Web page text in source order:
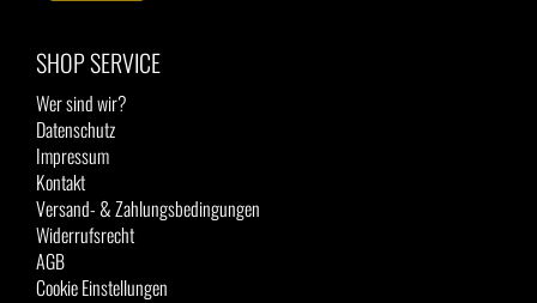
SHOP SERVICE
Wer sind wir?
Datenschutz
Impressum
Kontakt
Versand- & Zahlungsbedingungen
Widerrufsrecht
AGB
Cookie Einstellungen